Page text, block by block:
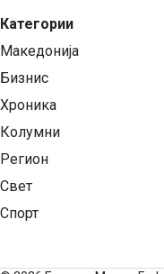
Категории
Македонија
Бизнис
Хроника
Колумни
Регион
Свет
Спорт